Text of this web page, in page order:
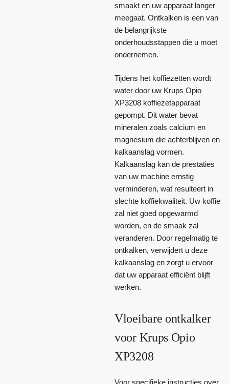
smaakt en uw apparaat langer
meegaat. Ontkalken is een van
de belangrijkste
onderhoudsstappen die u moet
ondernemen.
Tijdens het koffiezetten wordt
water door uw Krups Opio
XP3208 koffiezetapparaat
gepompt. Dit water bevat
mineralen zoals calcium en
magnesium die achterblijven en
kalkaanslag vormen.
Kalkaanslag kan de prestaties
van uw machine ernstig
verminderen, wat resulteert in
slechte koffiekwaliteit. Uw koffie
zal niet goed opgewarmd
worden, en de smaak zal
veranderen. Door regelmatig te
ontkalken, verwijdert u deze
kalkaanslag en zorgt u ervoor
dat uw apparaat efficiënt blijft
werken.
Vloeibare ontkalker
voor Krups Opio
XP3208
Voor specifieke instructies over